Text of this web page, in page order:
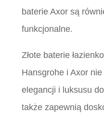
baterie Axor są
funkcjonalne.
Złote baterie
Hansgrohe i Axor
elegancji i luksusu
także zapewnią